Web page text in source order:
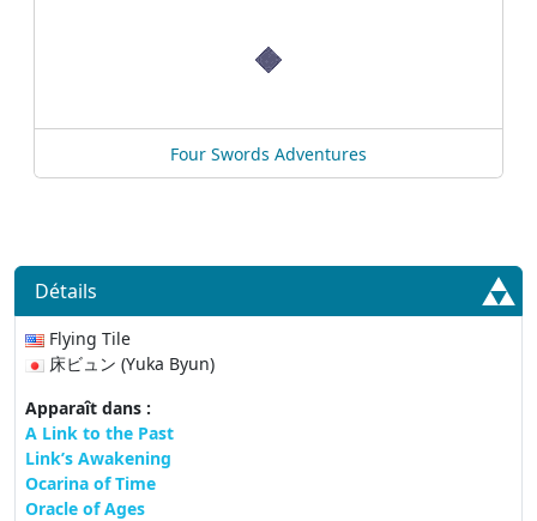
Four Swords Adventures
Détails
Flying Tile
床ビュン (Yuka Byun)
Apparaît dans :
A Link to the Past
Link’s Awakening
Ocarina of Time
Oracle of Ages